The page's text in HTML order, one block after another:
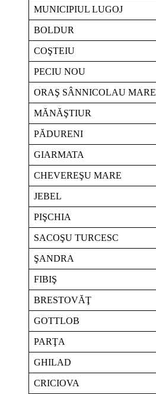
MUNICIPIUL LUGOJ
BOLDUR
COŞTEIU
PECIU NOU
ORAŞ SÂNNICOLAU MARE
MĂNĂŞTIUR
PĂDURENI
GIARMATA
CHEVEREŞU MARE
JEBEL
PIŞCHIA
SACOŞU TURCESC
ŞANDRA
FIBIŞ
BRESTOVĂŢ
GOTTLOB
PARŢA
GHILAD
CRICIOVA